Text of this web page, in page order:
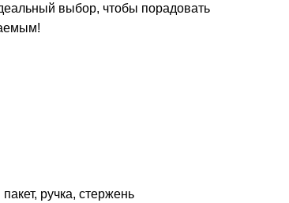
выбор, чтобы порадовать
ручка, стержень